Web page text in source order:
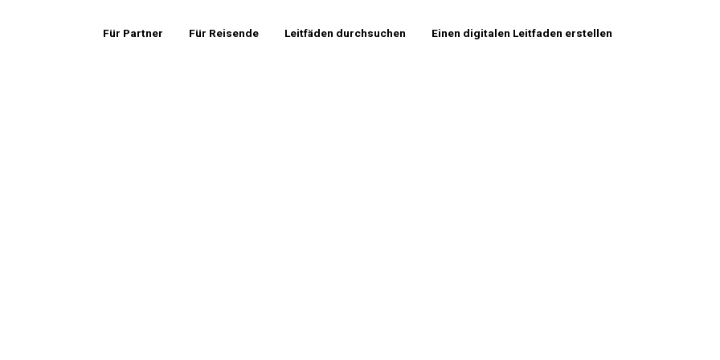
Für Partner Für Reisende Leitfäden durchsuchen Einen digitalen Leitfaden erstellen